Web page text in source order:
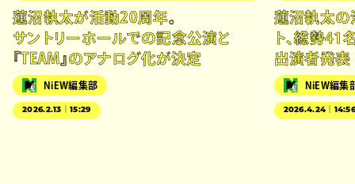
蓮沼執太が活動20周年。
サントリーホールでの記念公演と
『TEAM』のアナログ化が決定
NiEW編集部
2026.2.13｜15:29
蓮沼執太の
ト、総勢41
出演者発表
NiEW編集
2026.4.24｜